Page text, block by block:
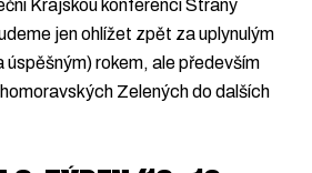
Krajskou konferenci Strany
jen ohlížet zpět za uplynulým
rokem, ale především
Zelených do dalších